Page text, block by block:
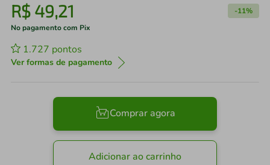
R$ 49,21 -11%
No pagamento com Pix
1.727 pontos
Ver formas de pagamento
Comprar agora
Adicionar ao carrinho